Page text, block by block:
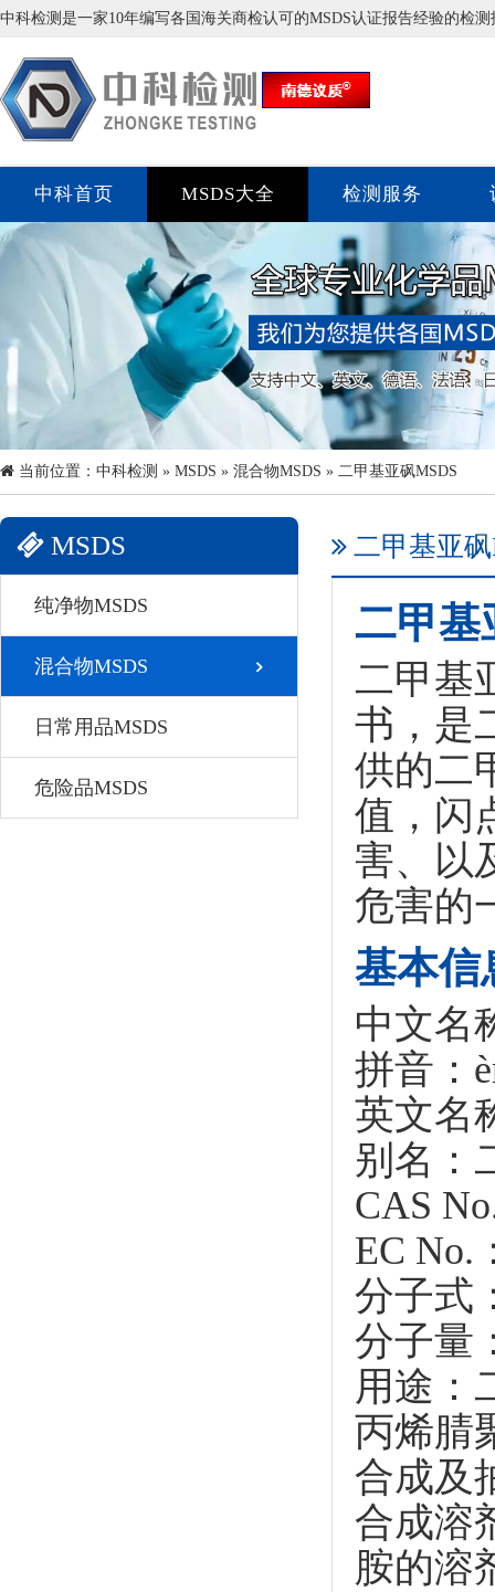
中科检测是一家10年编写各国海关商检认可的MSDS认证报告经验的检
中科首页 MSDS大全 检测服务
当前位置： 中科检测 » MSDS » 混合物MSDS » 二甲基亚砜MSDS
MSDS
纯净物MSDS
混合物MSDS
日常用品MSDS
危险品MSDS
二甲基亚
二甲基
二甲基
书，是
供的二
值，闪
害、以
危害的
基本信
中文名
拼音：
英文名
别名：
CAS
EC No.
分子式
分子量
用途：
丙烯腈
合成及
合成溶
胺的溶